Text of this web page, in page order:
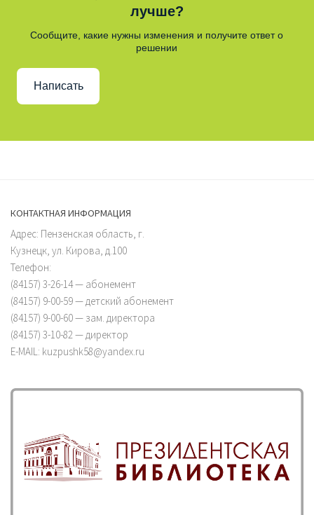
лучше?
Сообщите, какие нужны изменения и получите ответ о
решении
Написать
КОНТАКТНАЯ ИНФОРМАЦИЯ
Адрес: Пензенская область, г.
Кузнецк, ул. Кирова, д.100
Телефон:
(84157) 3-26-14 — абонемент
(84157) 9-00-59 — детский абонемент
(84157) 9-00-60 — зам. директора
(84157) 3-10-82 — директор
E-MAIL: kuzpushk58@yandex.ru